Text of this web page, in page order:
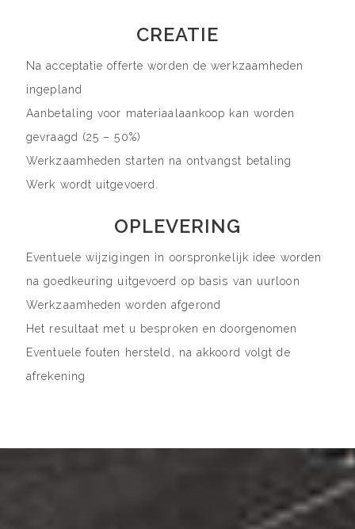
CREATIE
Na acceptatie offerte worden de werkzaamheden
ingepland
Aanbetaling voor materiaalaankoop kan worden
gevraagd (25 – 50%)
Werkzaamheden starten na ontvangst betaling
Werk wordt uitgevoerd.
OPLEVERING
Eventuele wijzigingen in oorspronkelijk idee worden
na goedkeuring uitgevoerd op basis van uurloon
Werkzaamheden worden afgerond
Het resultaat met u besproken en doorgenomen
Eventuele fouten hersteld, na akkoord volgt de
afrekening